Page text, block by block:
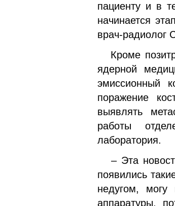
пациенту и в
начинается
врач-радиолог
Кроме
ядерной
эмиссионный
поражение
выявлять
работы
лаборатория.
– Эта
появились
недугом,
аппаратуры,